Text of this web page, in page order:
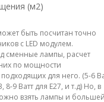
(м2)
быть посчитан точно
с LED модулем.
сменные лампы, расчет
по мощности
для него. (5-6
8-9 Ватт для E27, и т.д) Но, в
взять лампы и большей